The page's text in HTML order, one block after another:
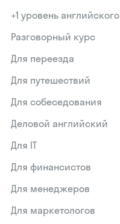
+1 уровень английского
Разговорный курс
Для переезда
Для путешествий
Для собеседования
Деловой английский
Для IT
Для финансистов
Для менеджеров
Для маркетологов